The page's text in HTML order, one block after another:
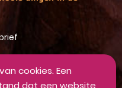
cookies. Een
dat een website